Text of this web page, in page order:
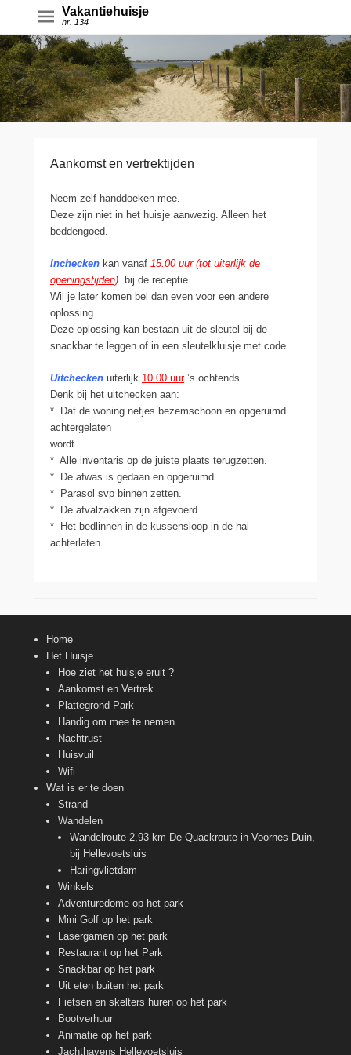
Vakantiehuisje
nr. 134
Aankomst en vertrektijden
Neem zelf handdoeken mee.
Deze zijn niet in het huisje aanwezig. Alleen het
beddengoed.
Inchecken kan vanaf 15.00 uur (tot uiterlijk de
openingstijden) bij de receptie.
Wil je later komen bel dan even voor een andere
oplossing.
Deze oplossing kan bestaan uit de sleutel bij de
snackbar te leggen of in een sleutelkluisje met code.
Uitchecken uiterlijk 10.00 uur’s ochtends.
Denk bij het uitchecken aan:
* Dat de woning netjes bezemschoon en opgeruimd
achtergelaten
wordt.
* Alle inventaris op de juiste plaats terugzetten.
* De afwas is gedaan en opgeruimd.
* Parasol svp binnen zetten.
* De afvalzakken zijn afgevoerd.
* Het bedlinnen in de kussensloop in de hal
achterlaten.
Home
Het Huisje
Hoe ziet het huisje eruit ?
Aankomst en Vertrek
Plattegrond Park
Handig om mee te nemen
Nachtrust
Huisvuil
Wifi
Wat is er te doen
Strand
Wandelen
Wandelroute 2,93 km De Quackroute in Voornes Duin,
bij Hellevoetsluis
Haringvlietdam
Winkels
Adventuredome op het park
Mini Golf op het park
Lasergamen op het park
Restaurant op het Park
Snackbar op het park
Uit eten buiten het park
Fietsen en skelters huren op het park
Bootverhuur
Animatie op het park
Jachthavens Hellevoetsluis